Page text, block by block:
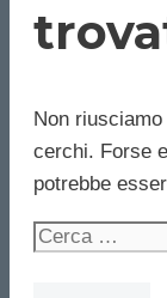
Non
cerchi. Forse
potrebbe
Ricerca